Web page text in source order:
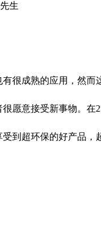
生
成熟的应用，然而
愿意接受新事物。在
到超环保的好产品，